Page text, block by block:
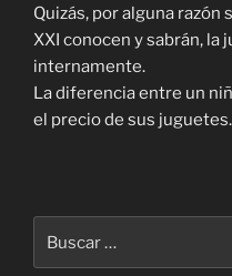
Quizás, por alguna
XXI conocen y sabrán, la
internamente.
La diferencia entre un
el precio de sus juguetes.
por: